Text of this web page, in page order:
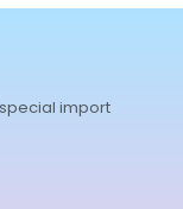
import